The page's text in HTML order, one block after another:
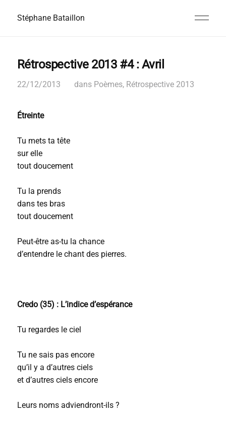
Stéphane Bataillon
Rétrospective 2013 #4 : Avril
22/12/2013 dans Poèmes, Rétrospective 2013
Étreinte
Tu mets ta tête
sur elle
tout doucement
Tu la prends
dans tes bras
tout doucement
Peut-être as-tu la chance
d’entendre le chant des pierres.
Credo (35) : L’indice d’espérance
Tu regardes le ciel
Tu ne sais pas encore
qu’il y a d’autres ciels
et d’autres ciels encore
Leurs noms adviendront-ils ?